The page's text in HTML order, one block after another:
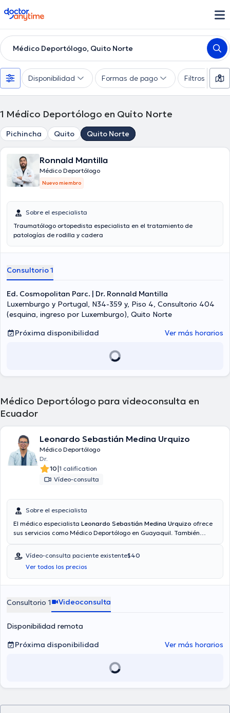
doctoranytime
Médico Deportólogo, Quito Norte
Disponibilidad Formas de pago Filtros
1 Médico Deportólogo en Quito Norte
Pichincha Quito Quito Norte
Ronnald Mantilla
Médico Deportólogo
Nuevo miembro
Sobre el especialista
Traumatólogo ortopedista especialista en el tratamiento de
patologías de rodilla y cadera
Consultorio 1
Ed. Cosmopolitan Parc. | Dr. Ronnald Mantilla
Luxemburgo y Portugal, N34-359 y, Piso 4, Consultorio 404
(esquina, ingreso por Luxemburgo), Quito Norte
Próxima disponibilidad
Ver más horarios
Médico Deportólogo para videoconsulta en
Ecuador
Leonardo Sebastián Medina Urquizo
Médico Deportólogo
Dr.
10|1 calification
Vídeo-consulta
Sobre el especialista
El médico especialista Leonardo Sebastián Medina Urquizo ofrece
sus servicios como Médico Deportólogo en Guayaquil. También
Aseguradoras tales como Consulta privada, Vía reembolso con
cualquier aseguradora son aceptadas. El precio de la consulta con
el médico Leonardo Sebastián Medina Urquizo es de $50.
Vídeo-consulta paciente existente$40
Ver todos los precios
Consultorio 1 Videoconsulta
Disponibilidad remota
Próxima disponibilidad
Ver más horarios